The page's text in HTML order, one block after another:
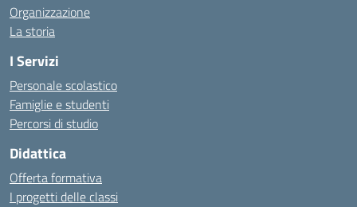
Organizzazione
La storia
I Servizi
Personale scolastico
Famiglie e studenti
Percorsi di studio
Didattica
Offerta formativa
I progetti delle classi